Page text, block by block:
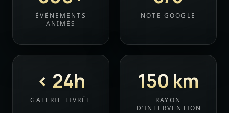
ÉVÉNEMENTS
ANIMÉS
NOTE GOOGLE
< 24h
GALERIE LIVRÉE
150 km
RAYON
D’INTERVENTION